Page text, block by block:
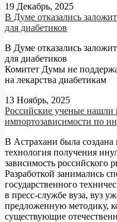
19 Декабрь, 2025
В Думе отказались
для диабетиков
В Думе отказались
для диабетиков
Комитет Думы не
на лекарства диабетикам
13 Ноябрь, 2025
Российские ученые
импортозависимости по
В Астрахани была создана
технология получения
зависимость российского
Разработкой занимались
государственного
в пресс-службе вуза, вуз
предложенную методику,
существующие